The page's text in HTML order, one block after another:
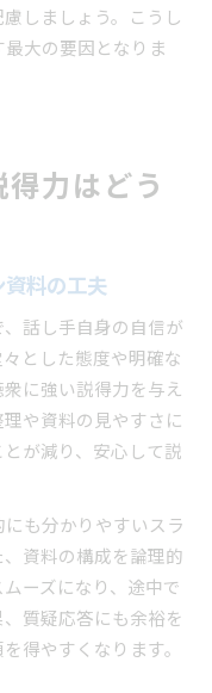
しましょう。こうし
大の要因となりま
力はどう
資料の工夫
話し手自身の自信が
とした態度や明確な
に強い説得力を与え
や資料の見やすさに
が減り、安心して説
も分かりやすいスラ
資料の構成を論理的
ーズになり、途中で
質疑応答にも余裕を
得やすくなります。